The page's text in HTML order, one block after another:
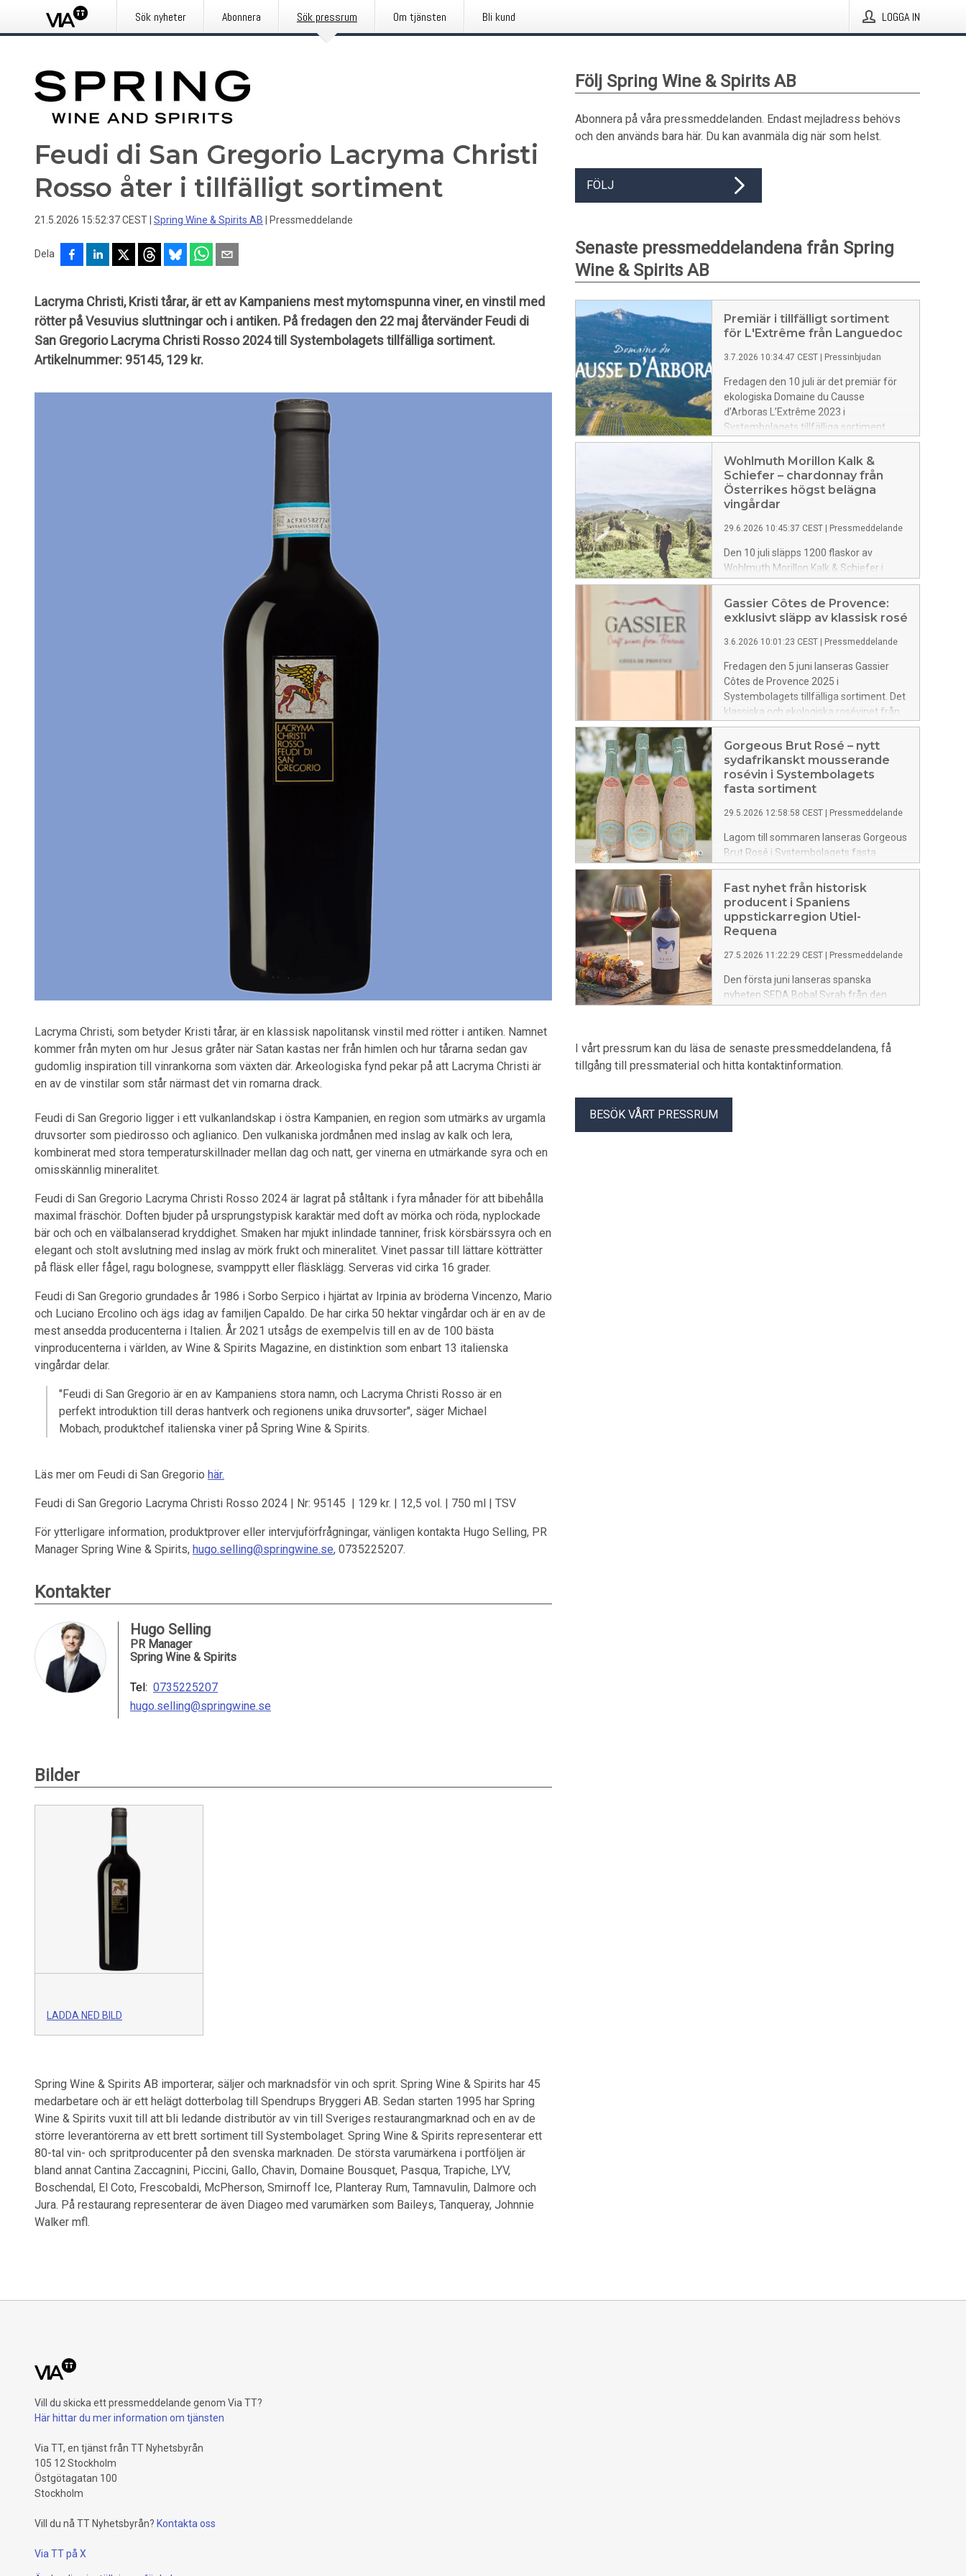
Sök nyheter Abonnera Sök pressrum Om tjänsten Bli kund LOGGA IN
Feudi di San Gregorio Lacryma Christi
Rosso åter i tillfälligt sortiment
21.5.2026 15:52:37 CEST Spring Wine & Spirits AB Pressmeddelande
Dela
Lacryma Christi, Kristi tårar, är ett av Kampaniens mest mytomspunna viner, en vinstil med
rötter på Vesuvius sluttningar och i antiken. På fredagen den 22 maj återvänder Feudi di
San Gregorio Lacryma Christi Rosso 2024 till Systembolagets tillfälliga sortiment.
Artikelnummer: 95145, 129 kr.
Lacryma Christi, som betyder Kristi tårar, är en klassisk napolitansk vinstil med rötter i antiken. Namnet
kommer från myten om hur Jesus gråter när Satan kastas ner från himlen och hur tårarna sedan gav
gudomlig inspiration till vinrankorna som växten där. Arkeologiska fynd pekar på att Lacryma Christi är
en av de vinstilar som står närmast det vin romarna drack.
Feudi di San Gregorio ligger i ett vulkanlandskap i östra Kampanien, en region som utmärks av urgamla
druvsorter som piedirosso och aglianico. Den vulkaniska jordmånen med inslag av kalk och lera,
kombinerat med stora temperaturskillnader mellan dag och natt, ger vinerna en utmärkande syra och en
omisskännlig mineralitet.
Feudi di San Gregorio Lacryma Christi Rosso 2024 är lagrat på ståltank i fyra månader för att bibehålla
maximal fräschör. Doften bjuder på ursprungstypisk karaktär med doft av mörka och röda, nyplockade
bär och och en välbalanserad kryddighet. Smaken har mjukt inlindade tanniner, frisk körsbärssyra och en
elegant och stolt avslutning med inslag av mörk frukt och mineralitet. Vinet passar till lättare kötträtter
på fläsk eller fågel, ragu bolognese, svamppytt eller fläsklägg. Serveras vid cirka 16 grader.
Feudi di San Gregorio grundades år 1986 i Sorbo Serpico i hjärtat av Irpinia av bröderna Vincenzo, Mario
och Luciano Ercolino och ägs idag av familjen Capaldo. De har cirka 50 hektar vingårdar och är en av de
mest ansedda producenterna i Italien. År 2021 utsågs de exempelvis till en av de 100 bästa
vinproducenterna i världen, av Wine & Spirits Magazine, en distinktion som enbart 13 italienska
vingårdar delar.
"Feudi di San Gregorio är en av Kampaniens stora namn, och Lacryma Christi Rosso är en
perfekt introduktion till deras hantverk och regionens unika druvsorter", säger Michael
Mobach, produktchef italienska viner på Spring Wine & Spirits.
Läs mer om Feudi di San Gregorio här.
Feudi di San Gregorio Lacryma Christi Rosso 2024 | Nr: 95145 | 129 kr. | 12,5 vol. | 750 ml | TSV
För ytterligare information, produktprover eller intervjuförfrågningar, vänligen kontakta Hugo Selling, PR
Manager Spring Wine & Spirits, hugo.selling@springwine.se, 0735225207.
Kontakter
Hugo Selling
PR Manager
Spring Wine & Spirits
Tel: 0735225207
hugo.selling@springwine.se
Bilder
LADDA NED BILD
Spring Wine & Spirits AB importerar, säljer och marknadsför vin och sprit. Spring Wine & Spirits har 45
medarbetare och är ett helägt dotterbolag till Spendrups Bryggeri AB. Sedan starten 1995 har Spring
Wine & Spirits vuxit till att bli ledande distributör av vin till Sveriges restaurangmarknad och en av de
större leverantörerna av ett brett sortiment till Systembolaget. Spring Wine & Spirits representerar ett
80-tal vin- och spritproducenter på den svenska marknaden. De största varumärkena i portföljen är
bland annat Cantina Zaccagnini, Piccini, Gallo, Chavin, Domaine Bousquet, Pasqua, Trapiche, LYV,
Boschendal, El Coto, Frescobaldi, McPherson, Smirnoff Ice, Planteray Rum, Tamnavulin, Dalmore och
Jura. På restaurang representerar de även Diageo med varumärken som Baileys, Tanqueray, Johnnie
Walker mfl.
Följ Spring Wine & Spirits AB
Abonnera på våra pressmeddelanden. Endast mejladress behövs
och den används bara här. Du kan avanmäla dig när som helst.
FÖLJ
Senaste pressmeddelandena från Spring
Wine & Spirits AB
Premiär i tillfälligt sortiment
för L'Extrême från Languedoc
3.7.2026 10:34:47 CEST Pressinbjudan
Fredagen den 10 juli är det premiär för
ekologiska Domaine du Causse
d’Arboras L’Extrême 2023 i
Systembolagets tillfälliga sortiment.
Vinet kommer från Terrasses du Larzac,
en av Languedocs mest profilerade
kvalitetsappellation, där ovanligt högt
belägna vingårdar ger en fräschör som
är sällsynt så långt söderut. Resultatet
särskild balans mellan expressiv
koncentration och svalka. Smaken är
mörkfruktig, fyllig och strukturerad med
örtiga inslag. Artikelnummer: 9500901,
Wohlmuth Morillon Kalk &
Schiefer – chardonnay från
Österrikes högst belägna
vingårdar
29.6.2026 10:45:37 CEST Pressmeddelande
Den 10 juli släpps 1200 flaskor av
Wohlmuth Morillon Kalk & Schiefer i
Systembolagets tillfälliga sortiment.
Anrika Weingut Wohlmuth ligger i
Kitzeck i Südsteiermark, där några av
breder ut sig över branta sluttningar av
vin i över 220 år. Morillon är den lokala
benämningen på chardonnay, som tack
vare höjdläget och det svala klimatet
utvecklar en karaktär präglad av friskhet
90270, 189 kr.
Gassier Côtes de Provence:
exklusivt släpp av klassisk rosé
3.6.2026 10:01:23 CEST Pressmeddelande
Fredagen den 5 juni lanseras Gassier
Côtes de Provence 2025 i
Systembolagets tillfälliga sortiment. Det
klassiska och ekologiska rosévinet från
familjeägda Château Gassier i hjärtat av
Provence bjuder på en torr och
uppfriskande smak. Rosét är perfekt för
sommarfesten, som sällskapsdryck eller
till sallad, fisk och kyckling. Totalt släpps
169 kr.
Gorgeous Brut Rosé – nytt
sydafrikanskt mousserande
rosévin i Systembolagets
fasta sortiment
29.5.2026 12:58:58 CEST Pressmeddelande
Lagom till sommaren lanseras Gorgeous
Brut Rosé i Systembolagets fasta
sortiment, ett elegant mousserande
rosévin från Western Cape i Sydafrika.
Bakom flaskans festliga yttre gömmer
sig ett seriöst, uppfriskande och mycket
balanserat innehåll. Vinet har fått sin
den traditionella metoden, där vinet
genomgår en andra jäsning i flaskan.
Finns på hyllorna från och med måndag
1 juni. Artikelnummer: 20189, 149 kr.
Fast nyhet från historisk
producent i Spaniens
uppstickarregion Utiel-
Requena
27.5.2026 11:22:29 CEST Pressmeddelande
Den första juni lanseras spanska
nyheten SEDA Bobal Syrah från den
lokala druvan bobal i kombination med
internationella kändisen syrah ger en
lättsamt bärig smak med toner av
Seda är det spanska ordet för siden, en
rötter i den traditionella silkeshandeln
I vårt pressrum kan du läsa de senaste pressmeddelandena, få
tillgång till pressmaterial och hitta kontaktinformation.
BESÖK VÅRT PRESSRUM
Vill du skicka ett pressmeddelande genom Via TT?
Här hittar du mer information om tjänsten
Via TT, en tjänst från TT Nyhetsbyrån
105 12 Stockholm
Östgötagatan 100
Stockholm
Vill du nå TT Nyhetsbyrån? Kontakta oss
Via TT på X